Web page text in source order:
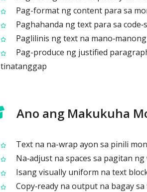
Pag-format ng content para sa
Paghahanda ng text para sa
Paglilinis ng text na
Pag-produce ng justified
tinatanggap
Ano ang Makukuha
Text na na-wrap ayon sa pinili
Na‑adjust na spaces sa pagitan
Isang visually uniform na text
Copy‑ready na output na bagay